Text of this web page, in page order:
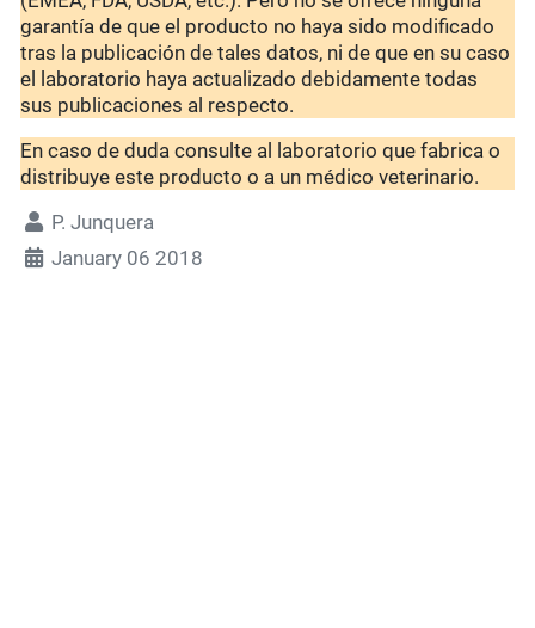
garantía de que el producto no haya sido modificado
tras la publicación de tales datos, ni de que en su caso
el laboratorio haya actualizado debidamente todas
sus publicaciones al respecto.
En caso de duda consulte al laboratorio que fabrica o
distribuye este producto o a un médico veterinario.
P. Junquera
January 06 2018